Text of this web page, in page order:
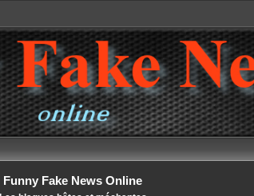
Funny Fake News Online